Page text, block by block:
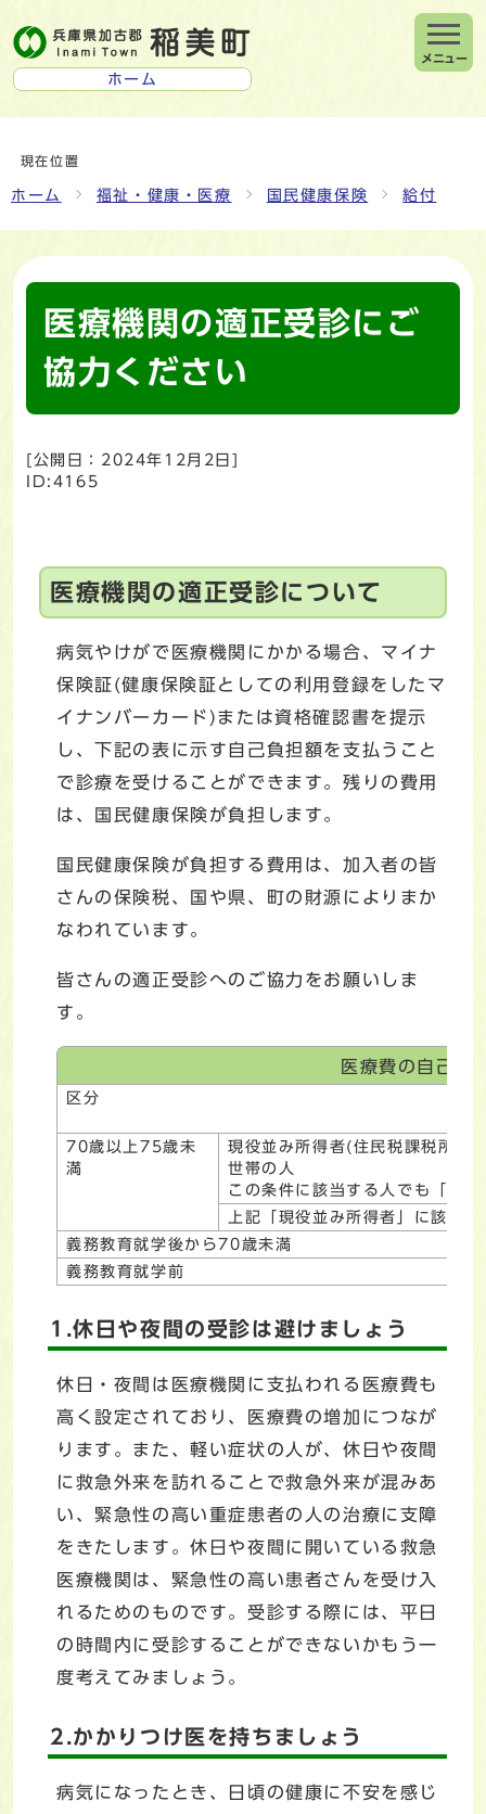
ホーム
メニュー
現在位置
ホーム 福祉・健康・医療 国民健康保険 給付
医療機関の適正受診にご
協力ください
[公開日： 2024年12月2日 ]
ID:4165
医療機関の適正受診について
病気やけがで医療機関にかかる場合、マイナ
保険証(健康保険証としての利用登録をしたマ
イナンバーカード)または資格確認書を提示
し、下記の表に示す自己負担額を支払うこと
で診療を受けることができます。残りの費用
は、国民健康保険が負担します。
国民健康保険が負担する費用は、加入者の皆
さんの保険税、国や県、町の財源によりまか
なわれています。
皆さんの適正受診へのご協力をお願いしま
す。
医療費の自己負
区分
70歳以上75歳未
満
現役並み所得者(住民税課税所得
世帯の人
この条件に該当する人でも「2割
上記「現役並み所得者」に該当
義務教育就学後から70歳未満
義務教育就学前
1.休日や夜間の受診は避けましょう
休日・夜間は医療機関に支払われる医療費も
高く設定されており、医療費の増加につなが
ります。また、軽い症状の人が、休日や夜間
に救急外来を訪れることで救急外来が混みあ
い、緊急性の高い重症患者の人の治療に支障
をきたします。休日や夜間に開いている救急
医療機関は、緊急性の高い患者さんを受け入
れるためのものです。受診する際には、平日
の時間内に受診することができないかもう一
度考えてみましょう。
2.かかりつけ医を持ちましょう
病気になったとき、日頃の健康に不安を感じ